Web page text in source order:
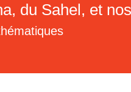
du Sahel, et